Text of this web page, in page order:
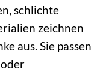
schlichte
zeichnen
aus. Sie passen